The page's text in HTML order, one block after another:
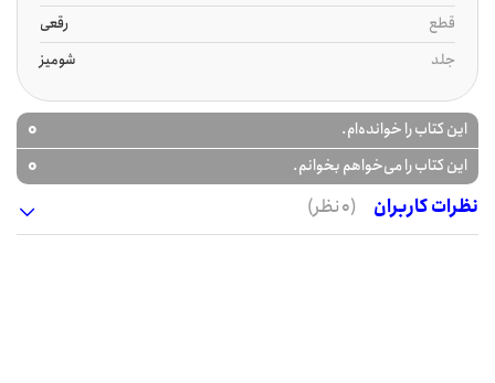
قطع
رقعی
جلد
شومیز
این کتاب را خوانده‌ام. 0
این کتاب را می‌خواهم بخوانم.
0
نظرات کاربران
(0 نظر)